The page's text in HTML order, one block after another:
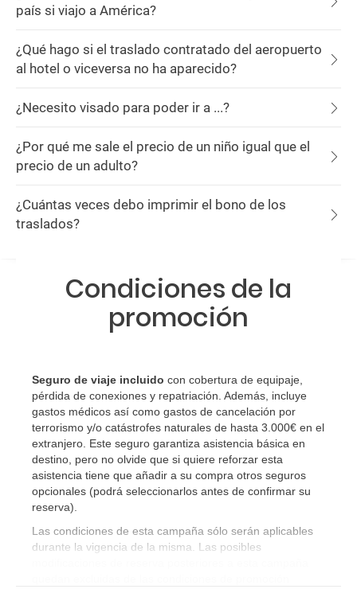
país si viajo a América?
¿Qué hago si el traslado contratado del aeropuerto
al hotel o viceversa no ha aparecido?
¿Necesito visado para poder ir a ...?
¿Por qué me sale el precio de un niño igual que el
precio de un adulto?
¿Cuántas veces debo imprimir el bono de los
traslados?
Condiciones de la
promoción
Seguro de viaje incluido con cobertura de equipaje,
pérdida de conexiones y repatriación. Además, incluye
gastos médicos así como gastos de cancelación por
terrorismo y/o catástrofes naturales de hasta 3.000€ en el
extranjero. Este seguro garantiza asistencia básica en
destino, pero no olvide que si quiere reforzar esta
asistencia tiene que añadir a su compra otros seguros
opcionales (podrá seleccionarlos antes de confirmar su
reserva)
Las condiciones de esta campaña sólo serán aplicables
durante la vigencia de la misma. Las posibles